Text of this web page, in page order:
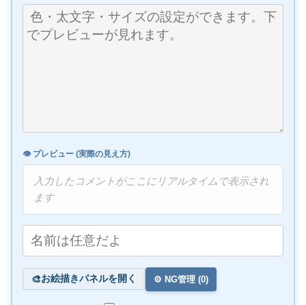
👁️ プレビュー (実際の見え方)
入力したコメントがここにリアルタイムで表示され
ます
🎨お絵描きパネルを開く ⚙️ NG管理 (0)